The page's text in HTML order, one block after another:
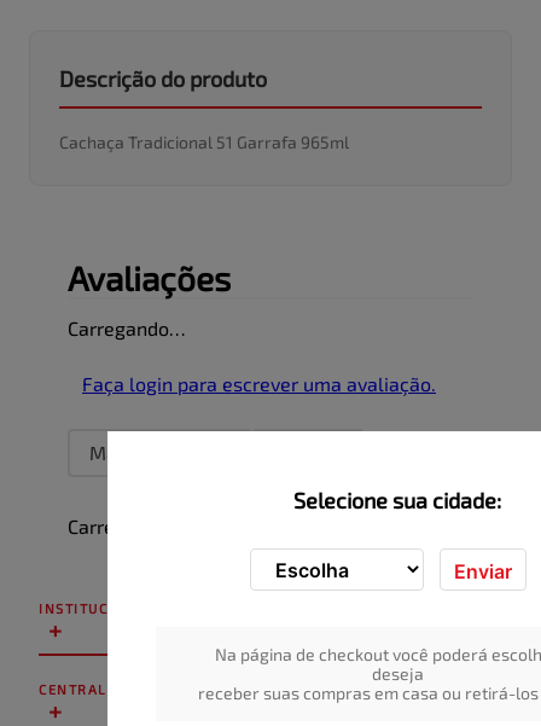
Selecione sua cidade:
Enviar
Na página de checkout você poderá
deseja
receber suas compras em casa ou retirá-
Descrição do produto
Cachaça Tradicional 51 Garrafa 965ml
Avaliações
Carregando…
Faça login para escrever uma avaliação.
Mais recentes
Carregando avaliações…
INSTITUCIONAL
+
CENTRAL DE ATENDIMENTO
+